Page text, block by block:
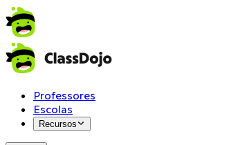
Professores
Escolas
Recursos